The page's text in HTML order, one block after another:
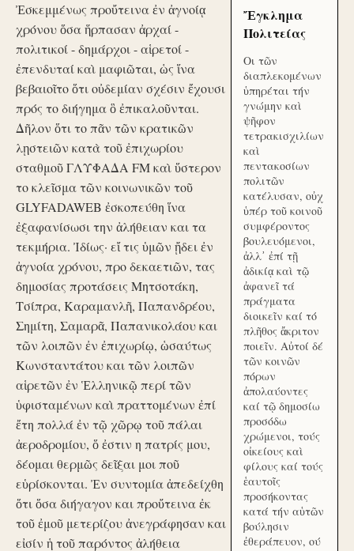
Ἐσκεμμένως προὔτεινα ἐν ἀγνοίᾳ
χρόνου ὅσα ἥρπασαν ἀρχαί -
πολιτικοί - δημάρχοι - αἱρετοί -
ἐπενδυταί καὶ μαφιῶται, ὡς ἵνα
βεβαιοῖτο ὅτι οὐδεμίαν σχέσιν ἔχουσι
πρός το διήγημα ὃ ἐπικαλοῦνται.
Δῆλον ὅτι το πᾶν τῶν κρατικῶν
λῃστειῶν κατὰ τοῦ ἐπιχωρίου
σταθμοῦ ΓΛΥΦΑΔΑ FM καὶ ὕστερον
το κλεῖσμα τῶν κοινωνικῶν τοῦ
GLYFADAWEB ἐσκοπεύθη ἵνα
ἐξαφανίσωσι την ἀλήθειαν και τα
τεκμήρια. Ἰδίως· εἴ τις ὑμῶν ᾔδει ἐν
ἀγνοία χρόνου, προ δεκαετιῶν, τας
δημοσίας προτάσεις Μητσοτάκη,
Τσίπρα, Καραμανλῆ, Παπανδρέου,
Σημίτη, Σαμαρᾶ, Παπανικολάου και
τῶν λοιπῶν ἐν ἐπιχωρίῳ, ὡσαύτως
Κωνσταντάτου και τῶν λοιπῶν
αἱρετῶν ἐν Ἑλληνικῷ περί τῶν
ὑφισταμένων καὶ πραττομένων ἐπί
ἔτη πολλά ἐν τῷ χῶρῳ τοῦ πάλαι
ἀεροδρομίου, ὅ ἐστιν η πατρίς μου,
δέομαι θερμῶς δεῖξαι μοι ποῦ
εὑρίσκονται. Ἐν συντομία ἀπεδείχθη
ὅτι ὅσα διήγαγον και προὔτεινα ἐκ
τοῦ ἐμοῦ μετερίζου ἀνεγράφησαν και
εἰσίν ἡ τοῦ παρόντος ἀλήθεια
Ἔγκλημα
Πολιτείας
Οι τῶν
διαπλεκομένων
ὑπηρέται τήν
γνώμην καὶ
ψῆφον
τετρακισχιλίων
καὶ
πεντακοσίων
πολιτῶν
κατέλυσαν, οὐχ
ὑπέρ τοῦ κοινοῦ
συμφέροντος
βουλευόμενοι,
ἀλλ᾽ ἐπί τῇ
ἀδικίᾳ καὶ τῷ
ἀφανεῖ τά
πράγματα
διοικεῖν καί τό
πλῆθος ἄκριτον
ποιεῖν. Αὐτοί δέ
τῶν κοινῶν
πόρων
ἀπολαύοντες
καί τῷ δημοσίω
προσόδω
χρώμενοι, τούς
οἰκείους καὶ
φίλους καί τούς
ἑαυτοῖς
προσήκοντας
κατά τήν αὑτῶν
βούλησιν
ἐθεράπευον, ού